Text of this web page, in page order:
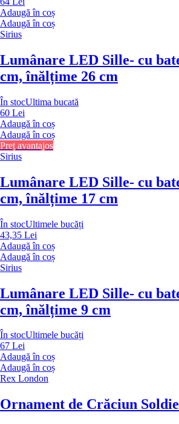
Adaugă în coș
Adaugă în coș
Sirius
Lumânare LED Sille- cu
cm, înălțime 26 cm
În stocUltima bucată
60 Lei
Adaugă în coș
Adaugă în coș
Preț avantajos
Sirius
Lumânare LED Sille- cu
cm, înălțime 17 cm
În stocUltimele bucăți
43,35 Lei
Adaugă în coș
Adaugă în coș
Sirius
Lumânare LED Sille- cu
cm, înălțime 9 cm
În stocUltimele bucăți
67 Lei
Adaugă în coș
Adaugă în coș
Rex London
Ornament de Crăciun